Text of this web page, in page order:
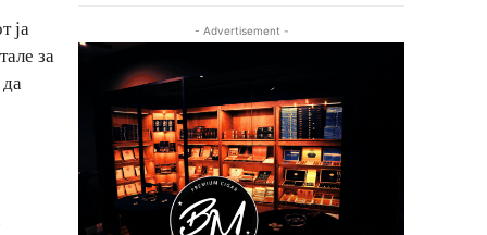
ја
за
- Advertisement -